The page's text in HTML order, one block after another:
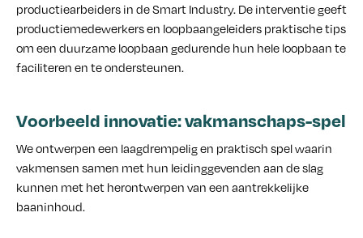
productiearbeiders in de Smart Industry. De interventie geeft
productiemedewerkers en loopbaangeleiders praktische tips
om een duurzame loopbaan gedurende hun hele loopbaan te
faciliteren en te ondersteunen.
Voorbeeld innovatie: vakmanschaps-spel
We ontwerpen een laagdrempelig en praktisch spel waarin
vakmensen samen met hun leidinggevenden aan de slag
kunnen met het herontwerpen van een aantrekkelijke
baaninhoud.